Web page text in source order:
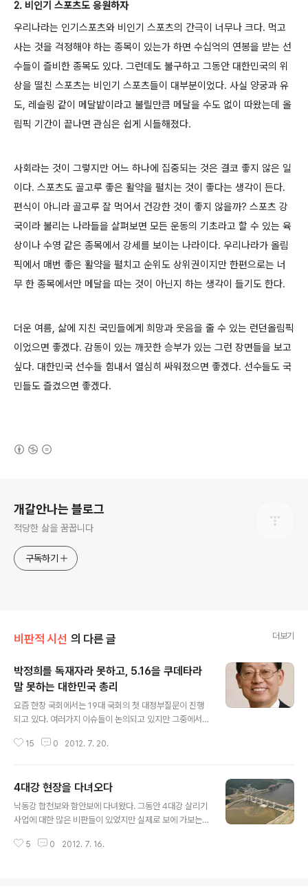
2. 비인기 스포츠도 응원하자
우리나라는 인기스포츠와 비인기 스포츠의 간극이 너무나 크다. 먹고
사는 것을 걱정해야 하는 종목이 있는가 하면 수십억의 연봉을 받는 선
수들이 즐비한 종목도 있다. 그런데도 불구하고 그동안 대한민국의 위
상을 떨친 스포츠는 비인기 스포츠들이 대부분이었다. 사실 양궁과 유
도, 레슬링 같이 메달밭이라고 불릴만큼 메달을 수도 없이 따왔는데 올
림픽 기간이 끝나면 관심은 쉽게 시들해졌다.
사회라는 것이 그렇지만 어느 하나에 집중되는 것은 결코 좋지 않은 일
이다. 스포츠도 골고루 좋은 활약을 펼치는 것이 좋다는 생각이 든다.
편식이 아니라 골고루 잘 먹어서 건강한 것이 좋지 않을까? 스포츠 강
국이라 불리는 나라들을 살펴보면 모든 운동의 기초라고 할 수 있는 육
상이나 수영 같은 종목에서 강세를 보이는 나라이다. 우리나라가 올림
픽에서 매번 좋은 활약을 펼치고 순위도 상위권이지만 한편으로는 너
무 한 종목에서만 메달을 따는 것이 아닌지 하는 생각이 들기도 한다.
더운 여름, 삶에 지친 국민들에게 희망과 웃음을 줄 수 있는 런던올림픽
이었으면 좋겠다. 감동이 있는 깨끗한 승부가 있는 그런 장면들을 보고
싶다. 대한민국 선수들 힘내서 열심히 싸워졌으면 좋겠다. 선수들도 국
민들도 즐겼으면 좋겠다.
개갈안나는 블로그
적당한 삶을 꿈꿉니다
구독하기
비판적 시선 의 다른 글 더보기
박정희를 독재자라 못하고, 5.16을 쿠데타라
말 못하는 대한민국 총리
요즘 한창 국회에서는 19대 국회의 첫 대정부질문이 진행
되고 있다. 여러가지 이슈들이 논의되고 있지만 그중에서
어제 오늘 중요한 국정현안은 사라지고, 김황식 총리의 역
의원간의 말다툼을 보도하고 있겠지만 그만큼 대한민국의
국무총리라는 사람이 그릇된 역사관을 가지고 있다는 것
자체가 심각성을 나타내고 있는 것이다. 5.16이 쿠데타라
16이 군사 쿠데타라는 것은 역사적 사실이다. 사실에 대해
15 0 2012. 7. 20.
4대강 현장을 다녀오다
낙동강 합천보와 함안보에 다녀왔다. 그동안 4대강 살리기
사업에 대한 많은 비판들이 있었지만 실제로 보에 가보는
는 것은 또 다른 느낌이었다. 첫 느낌은 "저게 과연 주변과
5 0 2012. 7. 16.